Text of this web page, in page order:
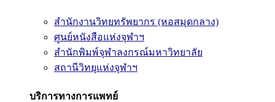
สำนักงานวิทยทรัพยากร (หอสมุดกลาง)
ศูนย์หนังสือแห่งจุฬาฯ
สำนักพิมพ์จุฬาลงกรณ์มหาวิทยาลัย
สถานีวิทยุแห่งจุฬาฯ
บริการทางการแพทย์